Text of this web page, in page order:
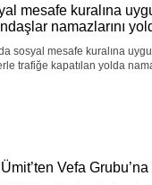
mesafe kuralına
namazlarını
sosyal mesafe kuralına
trafiğe kapatılan yolda
Vefa